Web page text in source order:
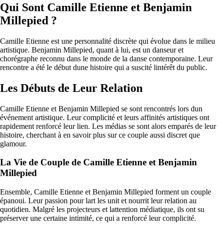
Qui Sont Camille Etienne et Benjamin
Millepied ?
Camille Etienne est une personnalité discrète qui évolue dans le milieu
artistique. Benjamin Millepied, quant à lui, est un danseur et
chorégraphe reconnu dans le monde de la danse contemporaine. Leur
rencontre a été le début dune histoire qui a suscité lintérêt du public.
Les Débuts de Leur Relation
Camille Etienne et Benjamin Millepied se sont rencontrés lors dun
événement artistique. Leur complicité et leurs affinités artistiques ont
rapidement renforcé leur lien. Les médias se sont alors emparés de leur
histoire, cherchant à en savoir plus sur ce couple aussi discret que
glamour.
La Vie de Couple de Camille Etienne et Benjamin
Millepied
Ensemble, Camille Etienne et Benjamin Millepied forment un couple
épanoui. Leur passion pour lart les unit et nourrit leur relation au
quotidien. Malgré les projecteurs et lattention médiatique, ils ont su
préserver une certaine intimité, ce qui a renforcé leur complicité.